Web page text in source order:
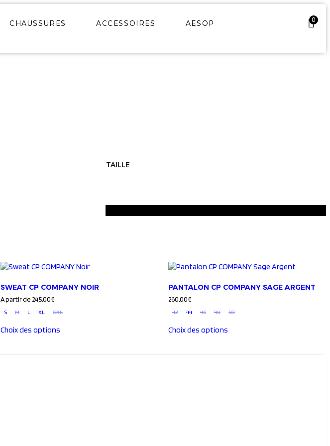
CHAUSSURES ACCESSOIRES AESOP 0
TAILLE
SWEAT CP COMPANY NOIR
A partir de 245,00€
S
M L XL XXL
Choix des options
PANTALON CP COMPANY SAGE ARGENT
260,00€
42
44 46 48 50
Choix des options